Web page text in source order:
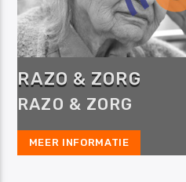
RAZO & ZORG
RAZO & ZORG
MEER INFORMATIE